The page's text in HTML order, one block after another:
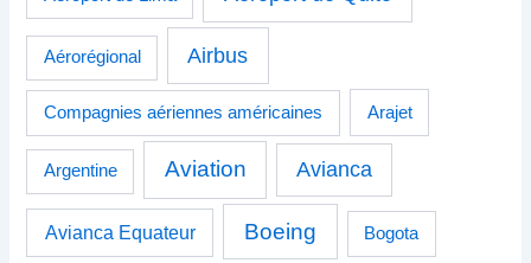
Aérorégional Airbus
Compagnies aériennes américaines Arajet
Argentine Aviation Avianca
Avianca Equateur Boeing Bogota